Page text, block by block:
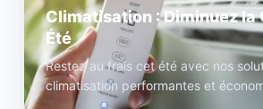
Climatisation : Diminuez la
Été
Restez au frais cet été avec nos
climatisation performantes et